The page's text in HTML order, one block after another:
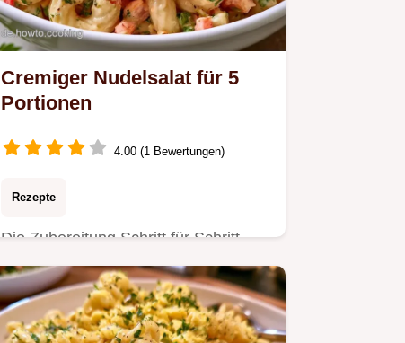
Cremiger Nudelsalat für 5
Portionen
4.00 (1 Bewertungen)
Rezepte
Die Zubereitung Schritt für Schritt
führt dich zum Ziel. Dieser Cremiger
Nudelsalat ist ideal für…